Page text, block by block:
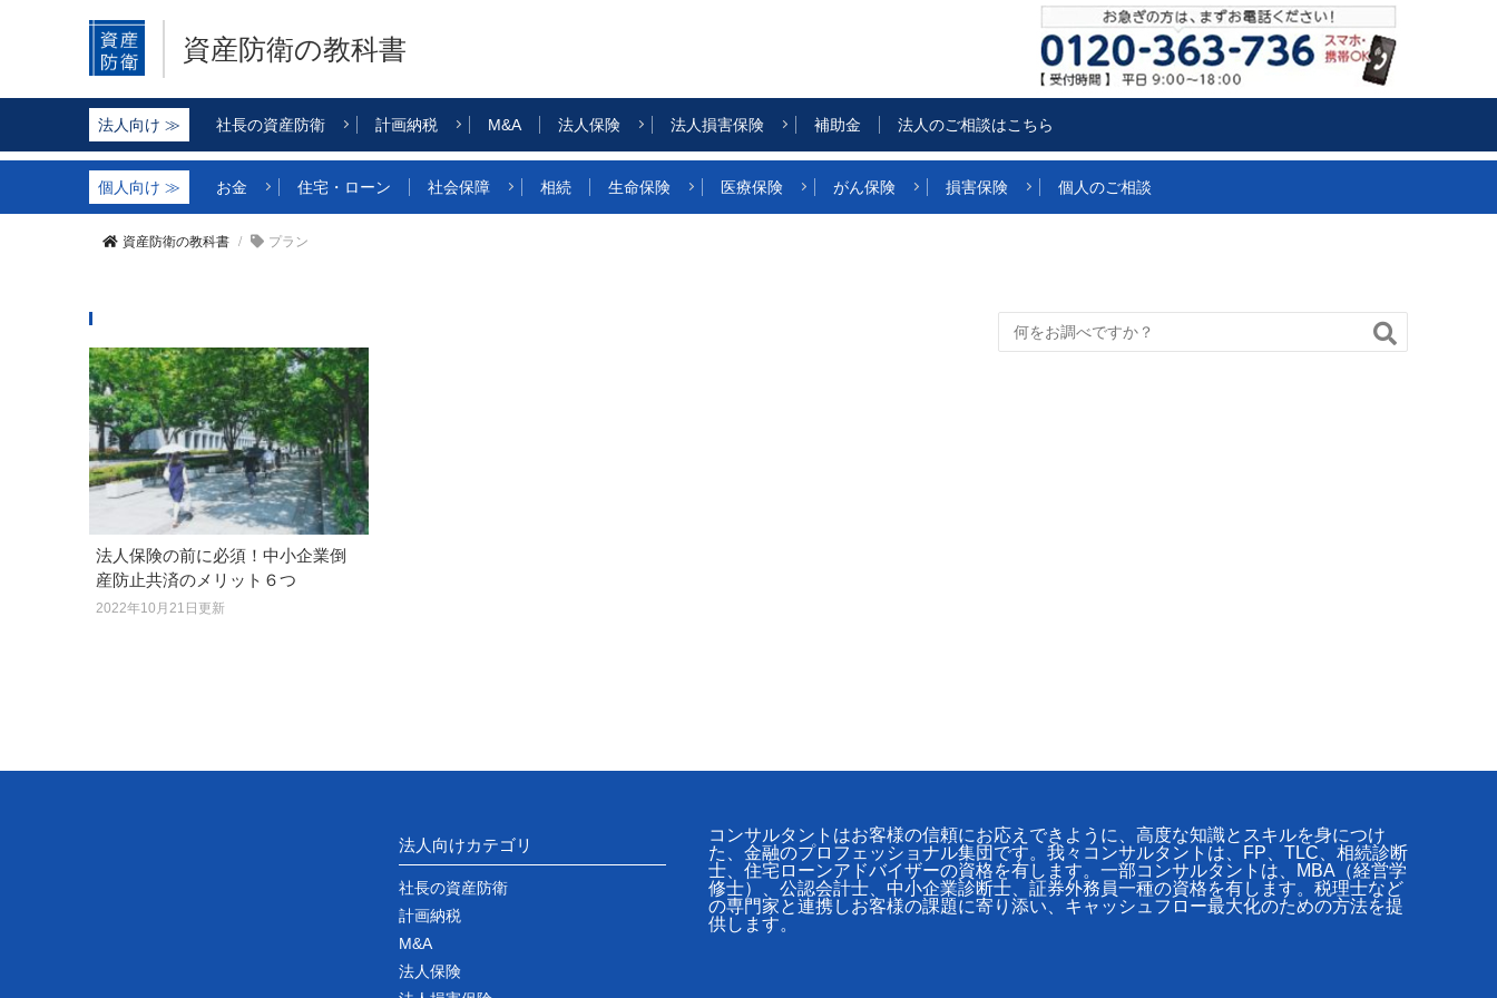
資産防衛の教科書
社長の資産防衛 計画納税 M&A 法人保険 法人損害保険 補助金 法人のご相談はこちら
お金 住宅・ローン 社会保障 相続 生命保険 医療保険 がん保険 損害保険 個人のご相談
資産防衛の教科書 プラン
法人保険の前に必須！中小企業倒
産防止共済のメリット６つ
2022年10月21日更新
法人向けカテゴリ
社長の資産防衛
計画納税
M&A
法人保険
コンサルタントはお客様の信頼にお応えできように、高度な知識とスキルを身につけ
た、金融のプロフェッショナル集団です。我々コンサルタントは、FP、TLC、相続診断
士、住宅ローンアドバイザーの資格を有します。一部コンサルタントは、MBA（経営学
修士）、公認会計士、中小企業診断士、証券外務員一種の資格を有します。税理士など
の専門家と連携しお客様の課題に寄り添い、キャッシュフロー最大化のための方法を提
供します。